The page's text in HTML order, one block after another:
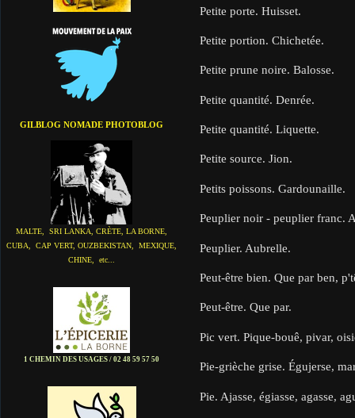
GILBLOG NOMADE PHOTOBLOG
MALTE, SRI LANKA, CRÈTE, LA BORNE,
CUBA, CAP VERT, OUZBEKISTAN, MEXIQUE,
CHINE, etc...
1 CHEMIN DES USAGES / 02 48 59 57 50
Petite porte. Huisset.
Petite portion. Chichetée.
Petite prune noire. Balosse.
Petite quantité. Denrée.
Petite quantité. Liquette.
Petite source. Jion.
Petits poissons. Gardounaille.
Peuplier noir - peuplier franc.
Peuplier. Aubrelle.
Peut-être bien. Que par ben,
Peut-être. Que par.
Pic vert. Pique-bouê, pivar,
Pie-grièche grise. Égujerse,
Pie. Ajasse, égiasse, agasse,